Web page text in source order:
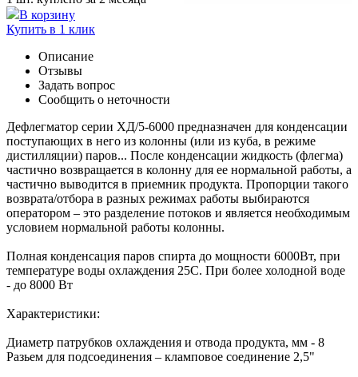
В корзину
Купить в 1 клик
Описание
Отзывы
Задать вопрос
Сообщить о неточности
Дефлегматор серии ХД/5-6000 предназначен для конденсации
поступающих в него из колонны (или из куба, в режиме
дистилляции) паров... После конденсации жидкость (флегма)
частично возвращается в колонну для ее нормальной работы, а
частично выводится в приемник продукта. Пропорции такого
возврата/отбора в разных режимах работы выбираются
оператором – это разделение потоков и является необходимым
условием нормальной работы колонны.
Полная конденсация паров спирта до мощности 6000Вт, при
температуре воды охлаждения 25С. При более холодной воде
- до 8000 Вт
Характеристики:
Диаметр патрубков охлаждения и отвода продукта, мм - 8
Разьем для подсоединения – кламповое соединение 2,5"